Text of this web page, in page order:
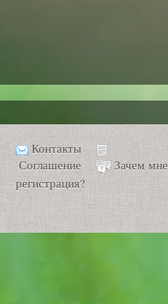
Контакты
Соглашение
Зачем мне
регистрация?